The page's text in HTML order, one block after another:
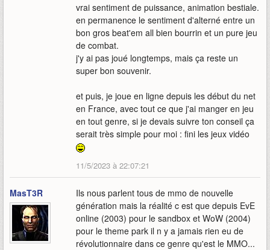
vrai sentiment de puissance, animation bestiale.
en permanence le sentiment d'alterné entre un
bon gros beat'em all bien bourrin et un pure jeu
de combat.
j'y ai pas joué longtemps, mais ça reste un
super bon souvenir.
et puis, je joue en ligne depuis les début du net
en France, avec tout ce que j'ai manger en jeu
en tout genre, si je devais suivre ton conseil ça
serait très simple pour moi : fini les jeux vidéo
11/5/2023 à 22:07:21
MasT3R
Ils nous parlent tous de mmo de nouvelle
génération mais la réalité c est que depuis EvE
online (2003) pour le sandbox et WoW (2004)
pour le theme park il n y a jamais rien eu de
révolutionnaire dans ce genre qu'est le MMO...